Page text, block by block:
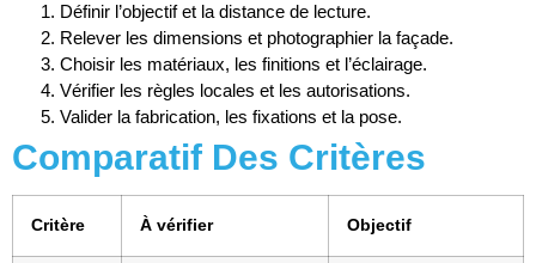
Définir l’objectif et la distance de lecture.
Relever les dimensions et photographier la façade.
Choisir les matériaux, les finitions et l’éclairage.
Vérifier les règles locales et les autorisations.
Valider la fabrication, les fixations et la pose.
Comparatif Des Critères
Critère À vérifier Objectif